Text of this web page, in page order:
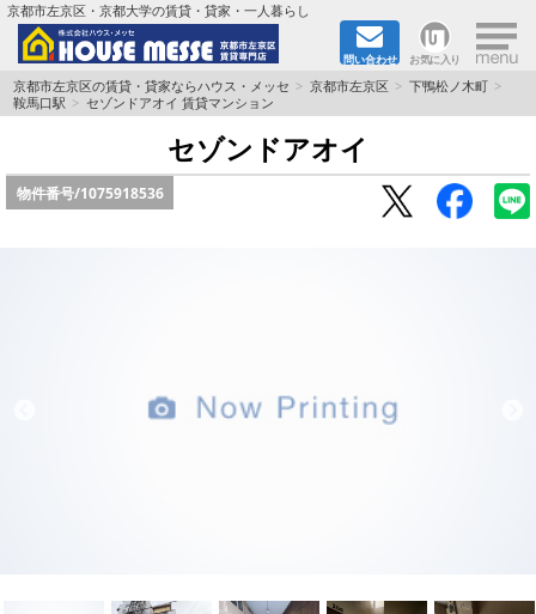
京都市左京区・京都大学の賃貸・貸家・一人暮らし
問い合わせ お気に入り ×
TOPページ
地域から検索
一人暮らしの物件特集
ハウスメーカー施工特集！
京都市左京区の賃貸・貸家ならハウス・メッセ 京都市左京区
下鴨松ノ木町
鞍馬口駅
セゾンドアオイ 賃貸マンション
セゾンドアオイ
物件番号/1075918536